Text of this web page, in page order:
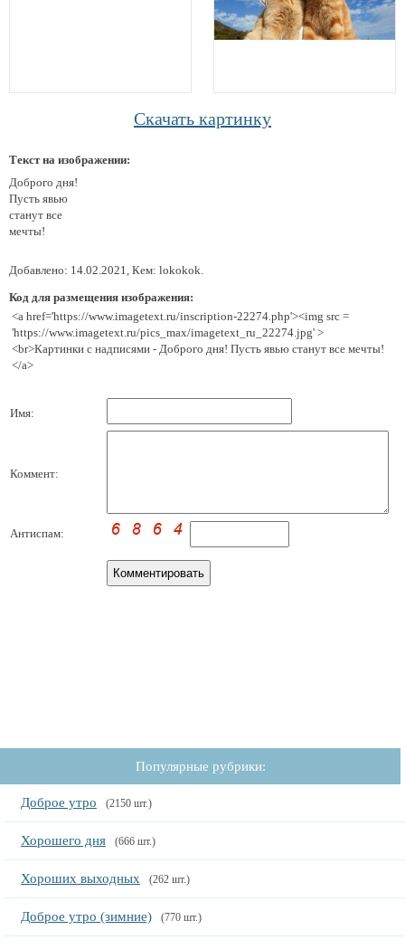
Скачать картинку
Текст на изображении:
Доброго дня!
Пусть явью
станут все
мечты!
Добавлено: 14.02.2021, Кем: lokokok.
Код для размещения изображения:
<a href='https://www.imagetext.ru/inscription-22274.php'><img src =
'https://www.imagetext.ru/pics_max/imagetext_ru_22274.jpg' >
<br>Картинки с надписями - Доброго дня! Пусть явью станут все мечты!
</a>
Имя:
Коммент:
Антиспам:
Популярные рубрики:
Доброе утро (2150 шт.)
Хорошего дня (666 шт.)
Хороших выходных (262 шт.)
Доброе утро (зимние) (770 шт.)